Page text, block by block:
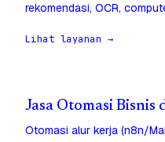
rekomendasi, OCR,
Lihat layanan →
Jasa Otomasi
Otomasi alur kerja (n8n/